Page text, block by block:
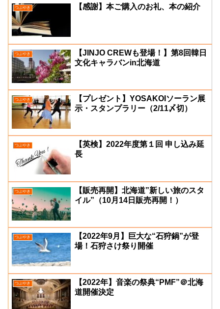
つぶやき 【感謝】本ご購入のお礼、本の紹介
つぶやき
【JINJO CREWも登場！】第8回韓日
文化キャラバンin北海道
つぶやき
【プレゼント】YOSAKOIソーラン展
示・スタンプラリー（2/11〆切）
つぶやき
【英検】2022年度第１回 申し込み延
長
つぶやき
【販売再開】北海道”新しい旅のスタ
イル”（10月14日販売再開！）
つぶやき
【2022年9月】巨大な“石狩鍋”が登
場！石狩さけ祭り開催
つぶやき
【2022年】音楽の祭典“PMF”＠北海
道開催決定